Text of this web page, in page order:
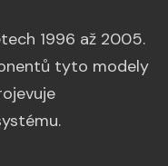
1996 až 2005.
tyto modely